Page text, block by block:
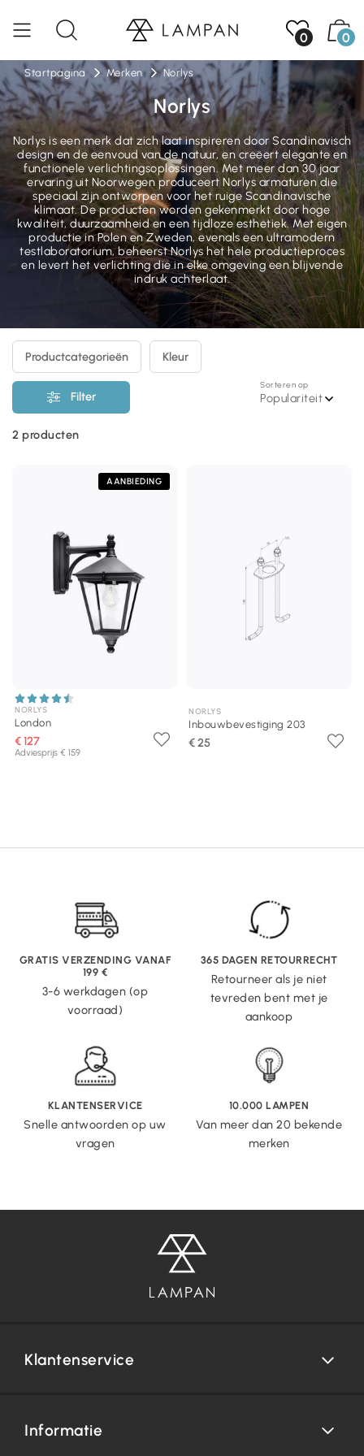
0 0
Startpagina Merken Norlys
Norlys
Norlys is een merk dat zich laat inspireren door Scandinavisch
design en de eenvoud van de natuur, en creëert elegante en
functionele verlichtingsoplossingen. Met meer dan 30 jaar
ervaring uit Noorwegen produceert Norlys armaturen die
speciaal zijn ontworpen voor het ruige Scandinavische
klimaat. De producten worden gekenmerkt door hoge
kwaliteit, duurzaamheid en een tijdloze esthetiek. Met eigen
productie in Polen en Zweden, evenals een ultramodern
testlaboratorium, beheerst Norlys het hele productieproces
en levert het verlichting die in elke omgeving een blijvende
indruk achterlaat.
Filter
Productcategorieën Kleur
Sorteren op
Populariteit
2 producten
AANBIEDING
NORLYS
London
€ 127
Adviesprijs € 159
NORLYS
Inbouwbevestiging 203
€ 25
GRATIS VERZENDING VANAF
199 €
3-6 werkdagen (op
voorraad)
365 DAGEN RETOURRECHT
Retourneer als je niet
tevreden bent met je
aankoop
KLANTENSERVICE
Snelle antwoorden op uw
vragen
10.000 LAMPEN
Van meer dan 20 bekende
merken
Klantenservice
Informatie